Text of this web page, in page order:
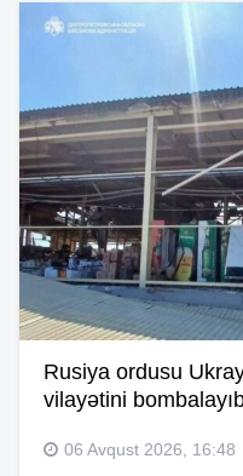
Rusiya ordusu
vilayətini
06 Avqust 2026, 16:48